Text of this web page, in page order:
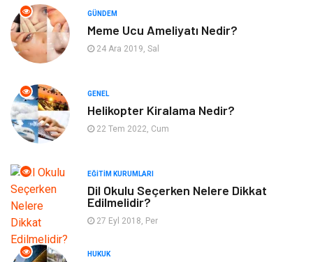
Güzellik Mobilya
Bahçe Ev Maden ve Metal
Finans & Ekonomi
Plastik
Tekstil
Hizmet
GÜNDEM
Meme Ucu Ameliyatı Nedir?
24 Ara 2019, Sal
GENEL
Helikopter Kiralama Nedir?
22 Tem 2022, Cum
EĞITIM KURUMLARI
Dil Okulu Seçerken Nelere Dikkat
Edilmelidir?
27 Eyl 2018, Per
HUKUK